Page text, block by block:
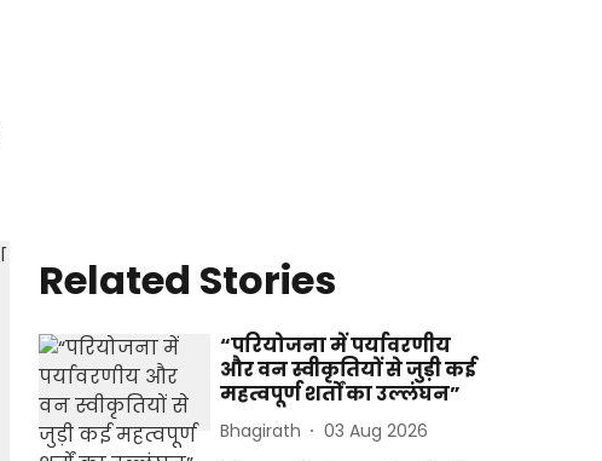
Related Stories
“परियोजना में पर्यावरणीय
और वन स्वीकृतियों से जुड़ी कई
महत्वपूर्ण शर्तों का उल्लंघन”
Bhagirath 03 Aug 2026